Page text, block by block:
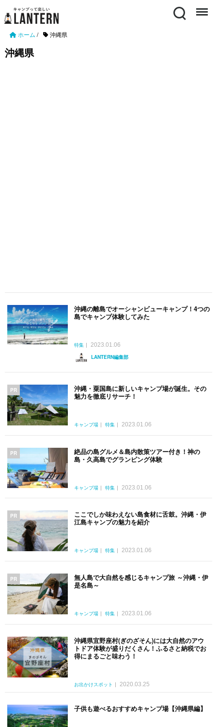
Search Menu
ホーム / 沖縄県
沖縄県
沖縄の離島でオーシャンビューキャンプ！4つの
島でキャンプ体験してみた
特集
2023.01.06
LANTERN編集部
PR
沖縄・粟国島に新しいキャンプ場が誕生。その
魅力を徹底リサーチ！
キャンプ場 特集 2023.01.06
PR
絶品の島グルメ＆島内散策ツアー付き！神の
島・久高島でグランピング体験
キャンプ場 特集 2023.01.06
PR
ここでしか味わえない島食材に舌鼓。沖縄・伊
江島キャンプの魅力を紹介
キャンプ場 特集 2023.01.06
PR
無人島で大自然を感じるキャンプ旅 ～沖縄・伊
是名島～
キャンプ場 特集 2023.01.06
沖縄県宜野座村(ぎのざそん)には大自然のアウ
トドア体験が盛りだくさん！ふるさと納税でお
得にまるごと味わう！
お出かけスポット 2020.03.25
子供も遊べるおすすめキャンプ場【沖縄県編】